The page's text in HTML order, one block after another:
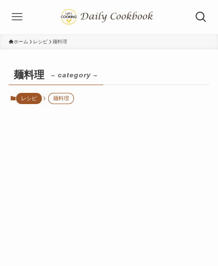
ホーム レシピ 麺料理
麺料理 – category –
レシピ 麺料理